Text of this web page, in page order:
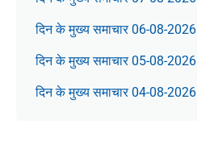
दिन के मुख्य समाचार 06-08-2026
दिन के मुख्य समाचार 05-08-2026
दिन के मुख्य समाचार 04-08-2026